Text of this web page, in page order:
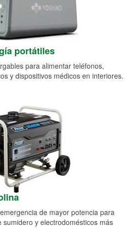
portátiles
para alimentar teléfonos,
y dispositivos médicos en interiores.
de mayor potencia para
y electrodomésticos más